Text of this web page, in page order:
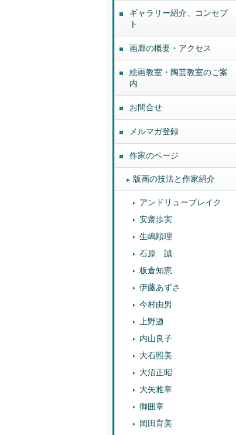
ギャラリー紹介、コンセプ
ト
画廊の概要・アクセス
絵画教室・陶芸教室のご案
内
お問合せ
メルマガ登録
作家のページ
版画の技法と作家紹介
アンドリューブレイク
安齋歩実
生嶋順理
石原 誠
板倉知恵
伊藤あずさ
今村由男
上野遒
内山良子
大石照美
大沼正昭
大矢雅章
御囲章
岡田育美